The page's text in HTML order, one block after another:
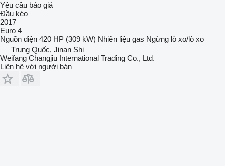
Yêu cầu báo giá
Đầu kéo
2017
Euro 4
Nguồn điện 420 HP (309 kW) Nhiên liệu gas Ngừng lò xo/lò xo
Trung Quốc, Jinan Shi
Weifang Changjiu International Trading Co., Ltd.
Liên hệ với người bán